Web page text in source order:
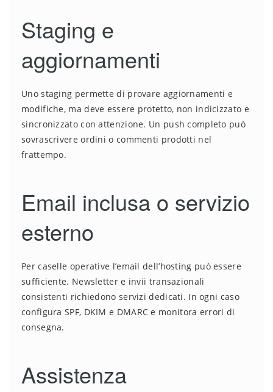
Staging e
aggiornamenti
Uno staging permette di provare aggiornamenti e
modifiche, ma deve essere protetto, non indicizzato e
sincronizzato con attenzione. Un push completo può
sovrascrivere ordini o commenti prodotti nel
frattempo.
Email inclusa o servizio
esterno
Per caselle operative l’email dell’hosting può essere
sufficiente. Newsletter e invii transazionali
consistenti richiedono servizi dedicati. In ogni caso
configura SPF, DKIM e DMARC e monitora errori di
consegna.
Assistenza